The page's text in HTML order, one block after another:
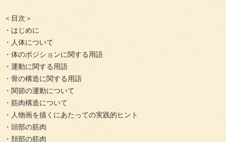
＜目次＞
・はじめに
・人体について
・体のポジションに関する用語
・運動に関する用語
・骨の構造に関する用語
・関節の運動について
・筋肉構造について
・人物画を描くにあたっての実践的ヒント
・頭部の筋肉
・頚部の筋肉